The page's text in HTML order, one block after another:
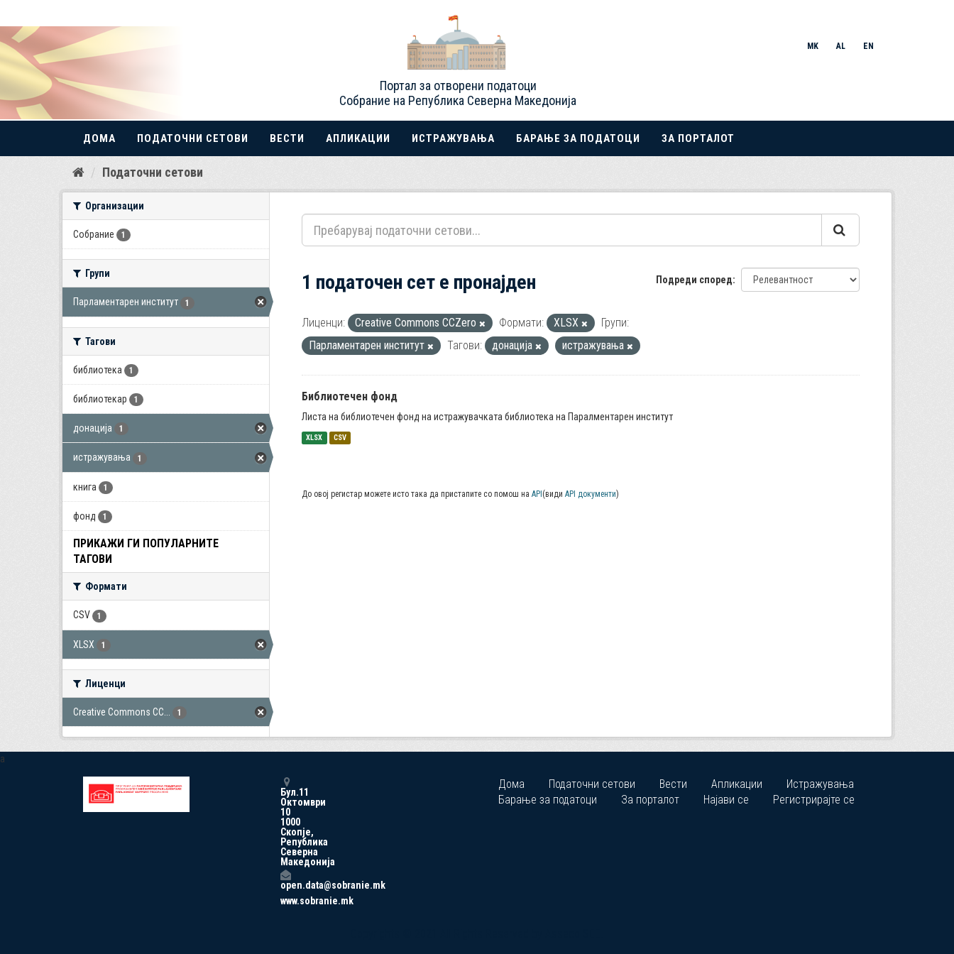
Прескокнете
Портал за отворени податоци
Собрание на Република Северна Македонија
MK AL EN
ДОМА ПОДАТОЧНИ СЕТОВИ ВЕСТИ АПЛИКАЦИИ ИСТРАЖУВАЊА БАРАЊЕ ЗА ПОДАТОЦИ ЗА ПОРТАЛОТ
Податочни сетови
Организации
Собрание 1
Групи
Парламентарен институт 1
Тагови
библиотека 1
библиотекар 1
донација 1
истражувања 1
книга 1
фонд 1
ПРИКАЖИ ГИ ПОПУЛАРНИТЕ
ТАГОВИ
Формати
CSV 1
XLSX 1
Лиценци
Creative Commons CC... 1
Подреди според
1 податочен сет е пронајден
Лиценци: Creative Commons CCZero Формати: XLSX
Групи:
Парламентарен институт
Тагови: донација истражувања
Библиотечен фонд
Листа на библиотечен фонд на истражувачката библиотека на Паралментарен институт
XLSX CSV
До овој регистар можете исто така да пристапите со помош на API (види API документи)
a
Бул.11
Октомври
10
1000
Скопје,
Република
Северна
Македонија
open.data@sobranie.mk
www.sobranie.mk
Дома Податочни сетови Вести Апликации
Истражувања
Барање за податоци
За порталот Најави се Регистрирајте се